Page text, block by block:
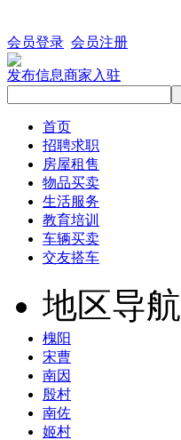
会员登录 会员注册
发布信息商家入驻
首页
招聘求职
房屋租售
物品买卖
生活服务
教育培训
车辆买卖
交友搭车
地区导航
槐阳
宋曹
南因
殷村
南佐
姬村